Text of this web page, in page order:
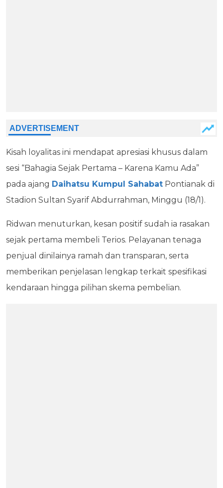
Kisah loyalitas ini mendapat apresiasi khusus dalam
sesi “Bahagia Sejak Pertama – Karena Kamu Ada”
pada ajang Daihatsu Kumpul Sahabat Pontianak di
Stadion Sultan Syarif Abdurrahman, Minggu (18/1).
Ridwan menuturkan, kesan positif sudah ia rasakan
sejak pertama membeli Terios. Pelayanan tenaga
penjual dinilainya ramah dan transparan, serta
memberikan penjelasan lengkap terkait spesifikasi
kendaraan hingga pilihan skema pembelian.